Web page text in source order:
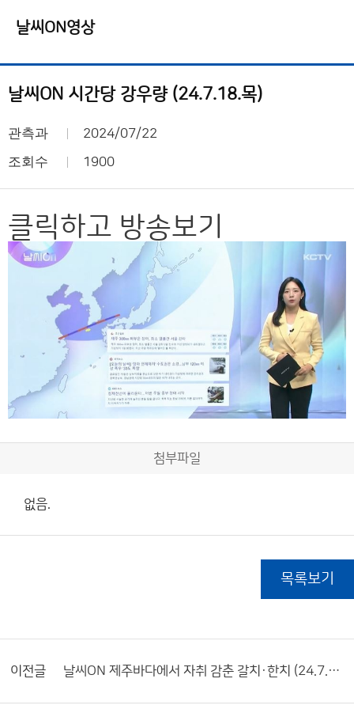
날씨ON영상
날씨ON 시간당 강우량 (24.7.18.목)
관측과 2024/07/22
조회수 1900
클릭하고 방송보기
첨부파일
없음.
목록보기
이전글 날씨ON 제주바다에서 자취 감춘 갈치·한치 (24.7.26.금)